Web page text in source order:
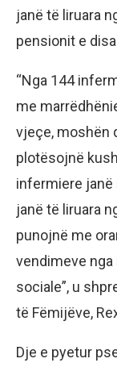
janë të liruara
pensionit e
“Nga 144
me
vjeçe, moshën
plotësojnë
infermiere
janë të liruara
punojnë me
vendimeve
sociale”, u
të Fëmijëve,
Dje e pyetur